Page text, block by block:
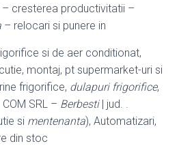
cresterea productivitatii –
– relocari si punere in
si de aer conditionat,
montaj, pt supermarket-uri si
frigorifice, dulapuri frigorifice,
SRL – Berbesti| jud. .
si mentenanta), Automatizari,
din stoc